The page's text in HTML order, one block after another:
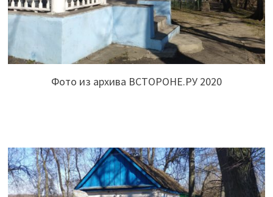
Фото из архива ВСТОРОНЕ.РУ 2020